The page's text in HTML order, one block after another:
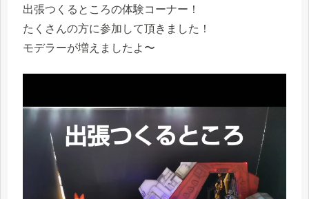
出張つくるところの体験コーナー！
たくさんの方に参加して頂きました！
モデラーが増えましたよ〜